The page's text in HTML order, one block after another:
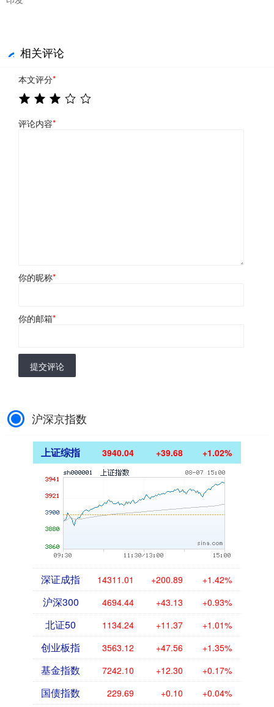
相关评论
本文评分*
评论内容*
你的昵称*
你的邮箱*
提交评论
沪深京指数
上证综指 3940.04 +39.68 +1.02%
深证成指 14311.01 +200.89 +1.42%
沪深300 4694.44 +43.13 +0.93%
北证50 1134.24 +11.37 +1.01%
创业板指 3563.12 +47.56 +1.35%
基金指数 7242.10 +12.30 +0.17%
国债指数 229.69 +0.10 +0.04%